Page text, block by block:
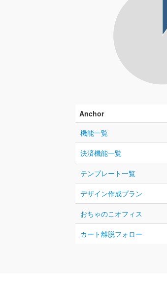
Anchor
機能一覧
決済機能一覧
テンプレート一覧
デザイン作成プラン
おちゃのこオフィス
カート離脱フォロー